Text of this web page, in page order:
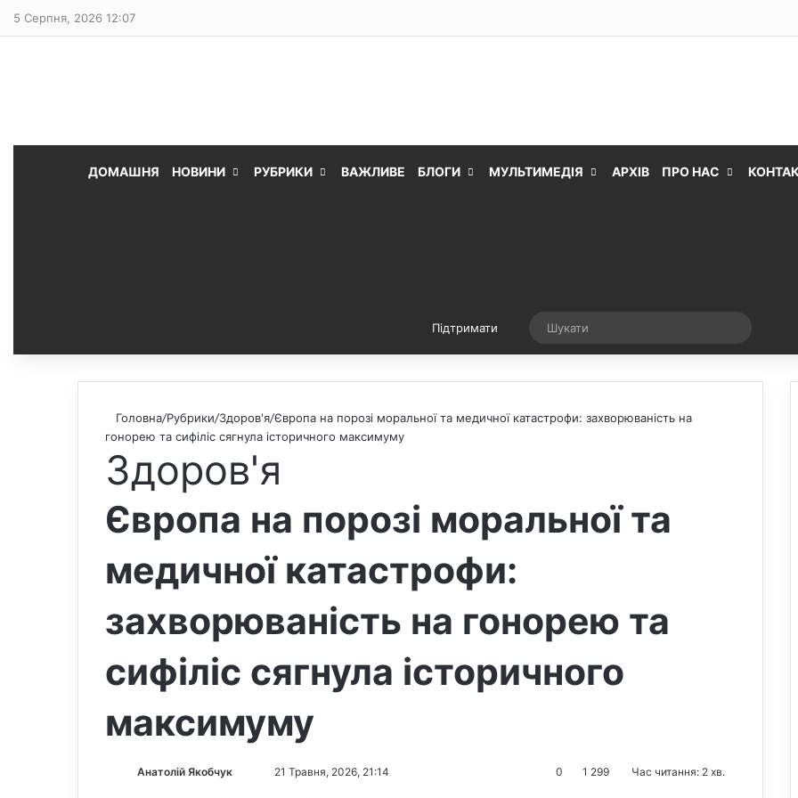
5 Серпня, 2026 12:07
ДОМАШНЯ НОВИНИ РУБРИКИ ВАЖЛИВЕ БЛОГИ МУЛЬТИМЕДІЯ АРХІВ ПРО НАС
Підтримати Випадкова стаття
Головна/Рубрики/Здоров'я/Європа на порозі моральної та медичної катастрофи: захворюваність на
гонорею та сифіліс сягнула історичного максимуму
Здоров'я
Європа на порозі моральної та
медичної катастрофи:
захворюваність на гонорею та
сифіліс сягнула історичного
максимуму
Анатолій Якобчук 21 Травня, 2026, 21:14 0 1 299 Час читання: 2 хв.